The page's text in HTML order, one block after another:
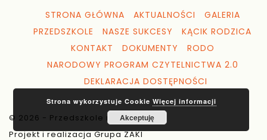
STRONA GŁÓWNA AKTUALNOŚCI
GALERIA
PRZEDSZKOLE
NASZE SUKCESY
KĄCIK RODZICA
KONTAKT
DOKUMENTY
RODO
NARODOWY PROGRAM CZYTELNICTWA 2.0
DEKLARACJA DOSTĘPNOŚCI
© 2026 - Przedszkole nr 1 Tuchola
Projekt i realizacja Grupa ZAKI
Strona wykorzystuje Cookie Więcej informacji
Akceptuję